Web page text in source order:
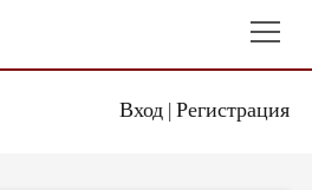
Вход| Регистрация